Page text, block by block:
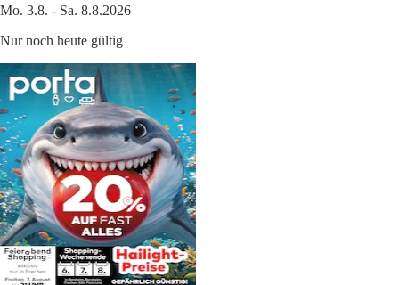
Mo. 3.8. - Sa. 8.8.2026
Nur noch heute gültig